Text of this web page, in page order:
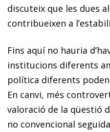
discuteix que les dues
contribueixen a
Fins aquí no hauria
institucions diferents
política diferents
En canvi, més
valoració de la qüestió
no convencional